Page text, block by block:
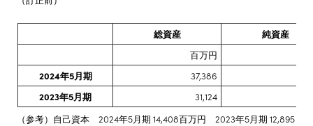
総資産
純資産
百万円
2024年5月期
37,386
2023年5月期
31,124
（参考）自己資本 2024年5月期 14,408百万円 2023年5月期 12,895